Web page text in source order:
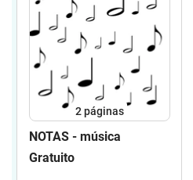
2páginas
NOTAS - música
Gratuito